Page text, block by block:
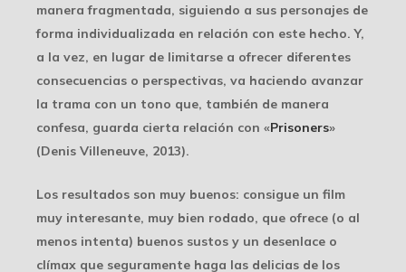
manera fragmentada, siguiendo a sus personajes de
forma individualizada en relación con este hecho. Y,
a la vez, en lugar de limitarse a ofrecer diferentes
consecuencias o perspectivas, va haciendo avanzar
la trama con un tono que, también de manera
confesa, guarda cierta relación con «Prisoners»
(Denis Villeneuve, 2013).
Los resultados son muy buenos: consigue un film
muy interesante, muy bien rodado, que ofrece (o al
menos intenta) buenos sustos y un desenlace o
clímax que seguramente haga las delicias de los